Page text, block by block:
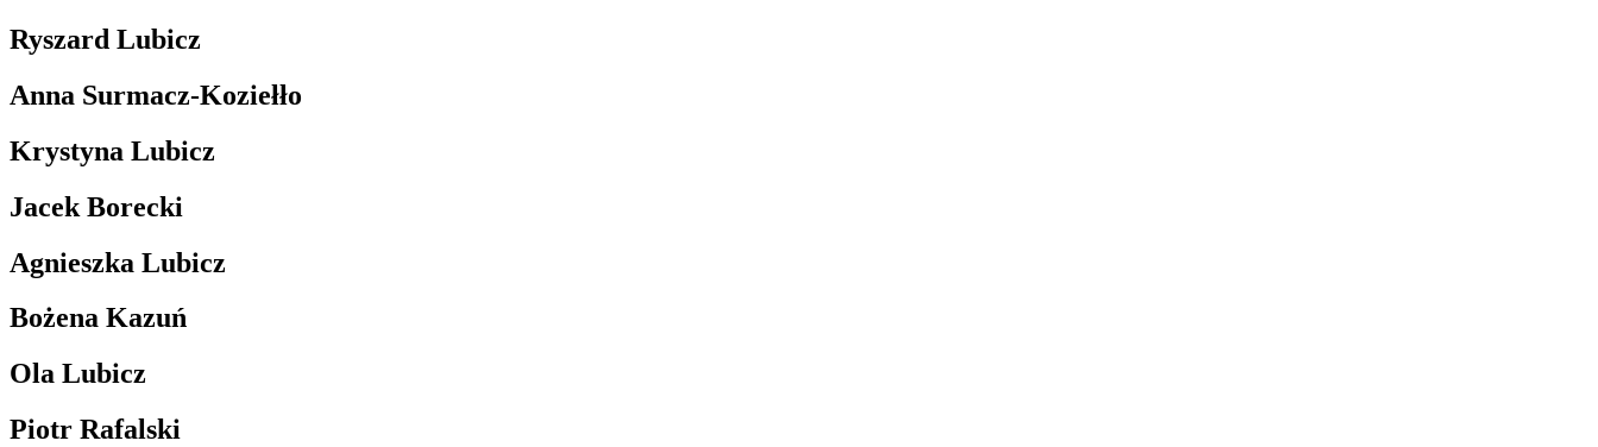
Ryszard Lubicz
Anna Surmacz-Koziełło
Krystyna Lubicz
Jacek Borecki
Agnieszka Lubicz
Bożena Kazuń
Ola Lubicz
Piotr Rafalski